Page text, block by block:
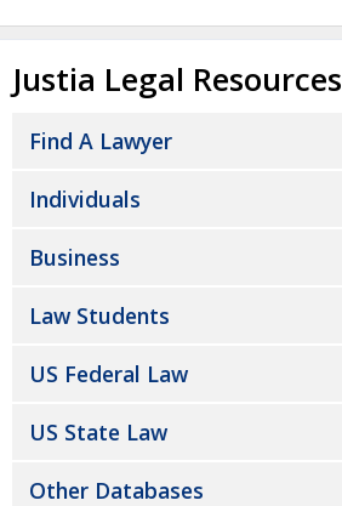
Justia Legal Resources
Find A Lawyer
Individuals
Business
Law Students
US Federal Law
US State Law
Other Databases